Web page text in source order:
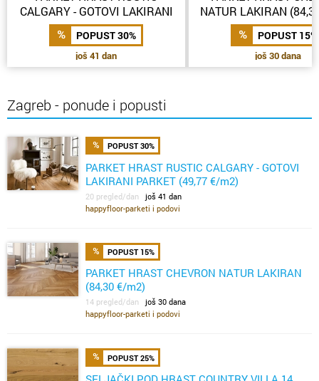
CALGARY - GOTOVI LAKIRANI
PARKET (49,77 €/m2)
POPUST 30%
još 41 dan
NATUR LAKIRAN
POPUST 15%
još 30 dana
Zagreb - ponude i popusti
POPUST 30%
PARKET HRAST RUSTIC CALGARY - GOTOVI
LAKIRANI PARKET (49,77 €/m2)
20 pregled/dan još 41 dan
happyfloor-parketi i podovi
POPUST 15%
PARKET HRAST CHEVRON NATUR LAKIRAN
(84,30 €/m2)
14 pregled/dan još 30 dana
happyfloor-parketi i podovi
POPUST 25%